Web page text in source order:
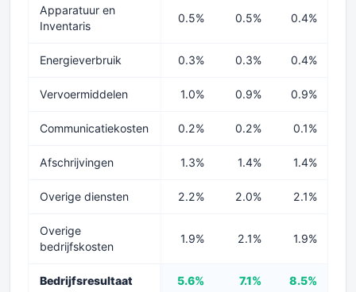
Apparatuur en
Inventaris
0.5% 0.5% 0.4%
Energieverbruik 0.3% 0.3% 0.4%
Vervoermiddelen 1.0% 0.9% 0.9%
Communicatiekosten 0.2% 0.2% 0.1%
Afschrijvingen 1.3% 1.4% 1.4%
Overige diensten 2.2% 2.0% 2.1%
Overige
bedrijfskosten
1.9% 2.1% 1.9%
Bedrijfsresultaat 5.6% 7.1% 8.5%